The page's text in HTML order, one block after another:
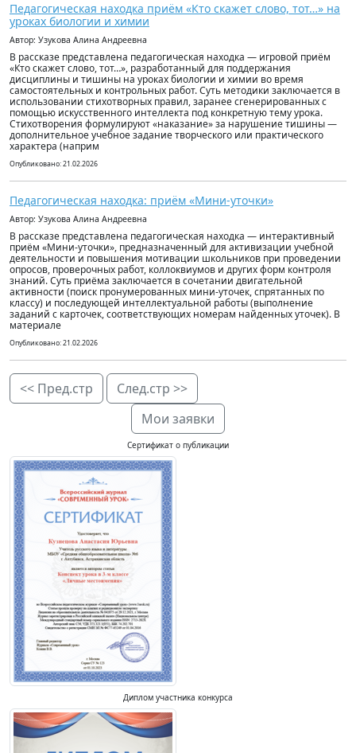
Педагогическая находка приём «Кто скажет слово, тот…» на
уроках биологии и химии
Автор: Узукова Алина Андреевна
В рассказе представлена педагогическая находка — игровой приём
«Кто скажет слово, тот…», разработанный для поддержания
дисциплины и тишины на уроках биологии и химии во время
самостоятельных и контрольных работ. Суть методики заключается в
использовании стихотворных правил, заранее сгенерированных с
помощью искусственного интеллекта под конкретную тему урока.
Стихотворения формулируют «наказание» за нарушение тишины —
дополнительное учебное задание творческого или практического
характера (наприм
Опубликовано: 21.02.2026
Педагогическая находка: приём «Мини-уточки»
Автор: Узукова Алина Андреевна
В рассказе представлена педагогическая находка — интерактивный
приём «Мини-уточки», предназначенный для активизации учебной
деятельности и повышения мотивации школьников при проведении
опросов, проверочных работ, коллоквиумов и других форм контроля
знаний. Суть приёма заключается в сочетании двигательной
активности (поиск пронумерованных мини‑уточек, спрятанных по
классу) и последующей интеллектуальной работы (выполнение
заданий с карточек, соответствующих номерам найденных уточек). В
материале
Опубликовано: 21.02.2026
<< Пред.стр
След.стр >>
Мои заявки
Сертификат о публикации
Диплом участника конкурса